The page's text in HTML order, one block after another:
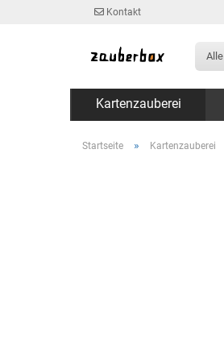
Kontakt
Alle
Kartenzauberei
Startseite » Kartenzauberei